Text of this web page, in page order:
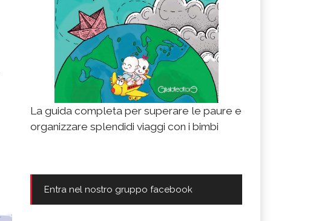
La guida completa per superare le paure e
organizzare splendidi viaggi con i bimbi
Entra nel nostro gruppo facebook